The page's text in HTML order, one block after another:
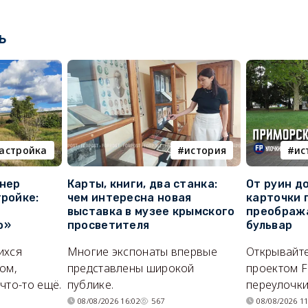
то ещё.
история
Карты, книги, два станка:
чем интересна новая
выставка в музее крымского
просветителя
Многие экспонаты впервые
представлены широкой
публике.
08/08/2026 16:02 567
От руин
карточки
бульвар
проектом
08/08/2026